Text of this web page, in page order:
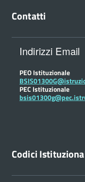
Contatti
Indirizzi Email
PEO Istituzionale
PEC Istituzionale
Codici